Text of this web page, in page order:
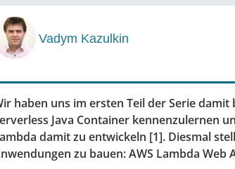
Vadym Kazulkin
haben uns im ersten Teil der Serie
Java Container kennenzulernen
damit zu entwickeln [1]. Diesmal
zu bauen: AWS Lambda Web